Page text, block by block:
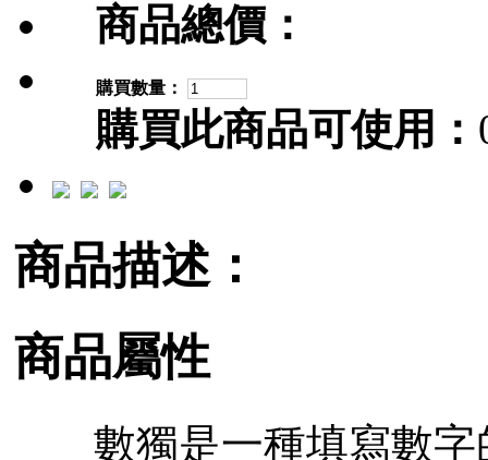
商品總價：
購買數量：
購買此商品可使用：
商品描述：
商品屬性
數獨是一種填寫數字